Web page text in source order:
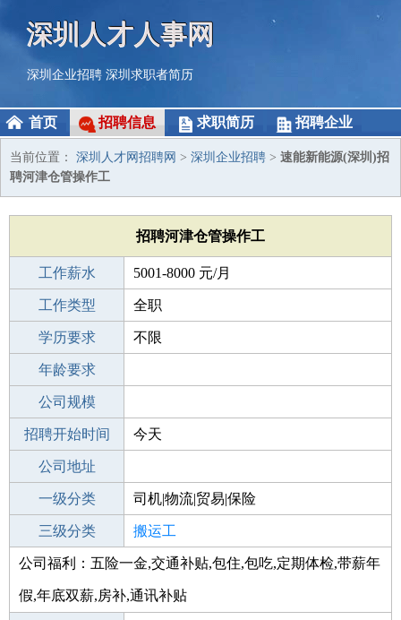
深圳人才人事网
深圳企业招聘 深圳求职者简历
首页 招聘信息 求职简历 招聘企业
当前位置： 深圳人才网招聘网 > 深圳企业招聘 > 速能新能源(深圳)招
聘河津仓管操作工
招聘河津仓管操作工
工作薪水 5001-8000 元/月
招聘人数 若干
工作类型 全职
性别要求 -
学历要求 不限
工作经验
年龄要求
工作地点
公司规模
公司电话
招聘开始时间 今天
招聘结束时间
公司地址
一级分类 司机|物流|贸易|保险
二级分类 物流/仓储
三级分类 搬运工
其他行业
公司福利：五险一金,交通补贴,包住,包吃,定期体检,带薪年
假,年底双薪,房补,通讯补贴